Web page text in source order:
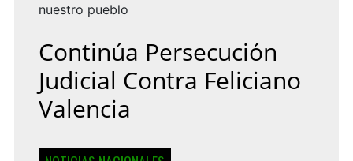
nuestro pueblo
Continúa Persecución
Judicial Contra Feliciano
Valencia